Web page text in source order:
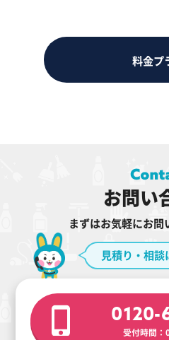
料金プ
お問い
まずはお気軽にお問
見積り・相談
0120-
受付時間